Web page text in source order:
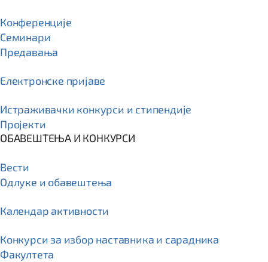
Конференције
Семинари
Предавања
Електронске пријаве
Истраживачки конкурси и стипендије
Пројекти
ОБАВЕШТЕЊА И КОНКУРСИ
Вести
Одлуке и обавештења
Календар активности
Конкурси за избор наставника и сарадника
Факултета